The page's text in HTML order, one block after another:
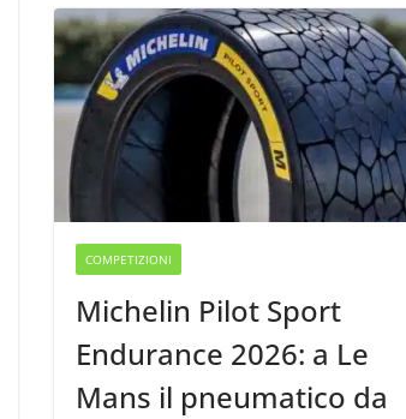
COMPETIZIONI
Michelin Pilot Sport
Endurance 2026: a Le
Mans il pneumatico da